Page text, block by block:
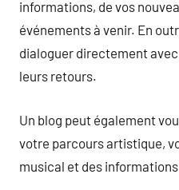
informations, de vos
événements à venir. En
dialoguer directement
leurs retours.
Un blog peut également
votre parcours artistique,
musical et des